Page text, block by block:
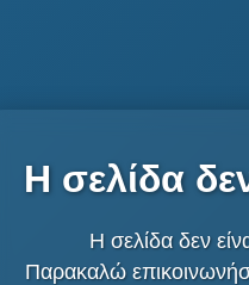
Η σελίδα
Η σελίδα δεν
Παρακαλώ